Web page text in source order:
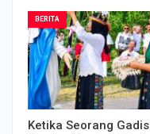
BERITA
Ketika Seorang Gadis